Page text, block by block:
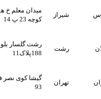
میدان معلم خ همت جنوبی
رشت گلسار بلوار گیلان خ
گیشا کوی نصر فاضل شرقی پ